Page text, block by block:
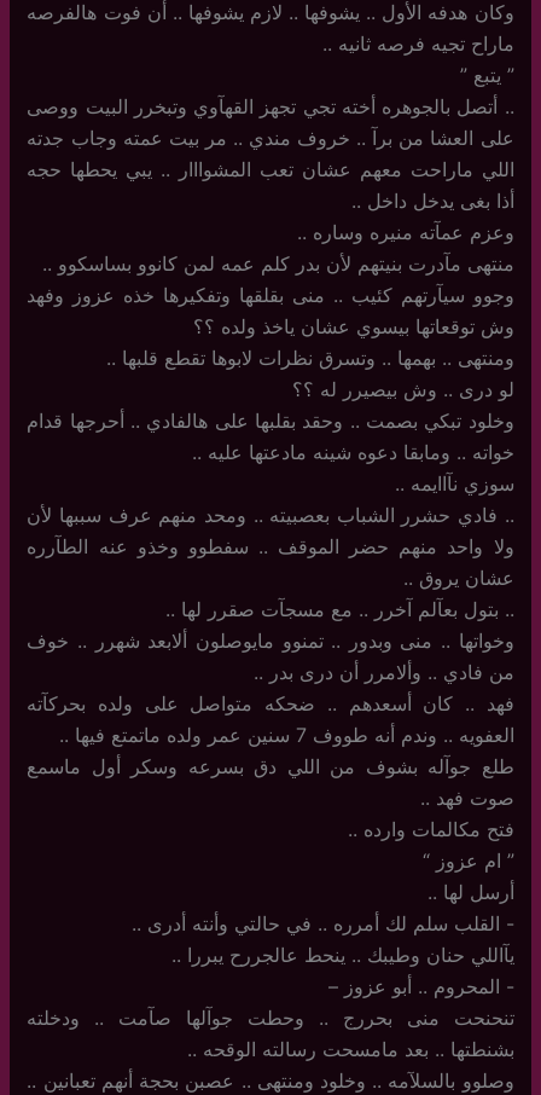
وكان هدفه الأول .. يشوفها .. لازم يشوفها .. أن فوت هالفرصه
ماراح تجيه فرصه ثانيه ..
” يتبع ‏‏”‏
..‏ أتصل بالجوهره أخته تجي تجهز القهآوي وتبخرر البيت ووصى
على العشا من برآ .. خروف مندي .. مر بيت عمته وجاب جدته
اللي ماراحت معهم عشان تعب المشوااار .. يبي يحطها حجه
أذا بغى يدخل داخل ..
وعزم عمآته منيره وساره ..
منتهى مآدرت بنيتهم لأن بدر كلم عمه لمن كانوو بساسكوو ..
وجوو سيآرتهم كئيب .. منى بقلقها وتفكيرها خذه عزوز وفهد
وش توقعاتها بيسوي عشان ياخذ ولده ؟؟
ومنتهى ‏.. بهمها .. وتسرق نظرات لابوها تقطع قلبها ..
لو درى .. وش بيصيرر له ؟؟
وخلود تبكي بصمت ‏.. وحقد بقلبها على هالفادي .. أحرجها قدام
خواته .. ومابقا دعوه شينه مادعتها عليه ..
سوزي نآاايمه ..
..‏ فادي حشرر الشباب بعصبيته .. ومحد منهم عرف سببها لأن
ولا واحد منهم حضر الموقف .. سفطوو وخذو عنه الطآرره
عشان يروق ..
..‏ بتول بعآلم آخرر .. مع مسجآت صقرر لها ..
وخواتها .. منى وبدور .. تمنوو مايوصلون ألابعد شهرر .. خوف
من فادي .. وألامرر أن درى بدر ..
فهد .. كان أسعدهم .. ضحكه متواصل على ولده بحركآته
العفويه .. وندم أنه طووف 7 سنين عمر ولده ماتمتع فيها ..
طلع جوآله بشوف من اللي دق بسرعه وسكر أول ماسمع
صوت فهد ..
فتح مكالمات وارده ..
‏”‏ ام عزوز “
أرسل لها ..
-‏ القلب سلم لك أمرره .. في حالتي وأنته أدرى ..
يآاللي حنان وطيبك .. ينحط عالجررح يبررا ..
-‏ المحروم .. أبو عزوز –
تنحنحت منى بحررج .. وحطت جوآلها صآمت .. ودخلته
بشنطتها .. بعد مامسحت رسالته الوقحه ..
وصلوو بالسلآمه .. وخلود ومنتهى .. عصبن بحجة أنهم تعبانين ..